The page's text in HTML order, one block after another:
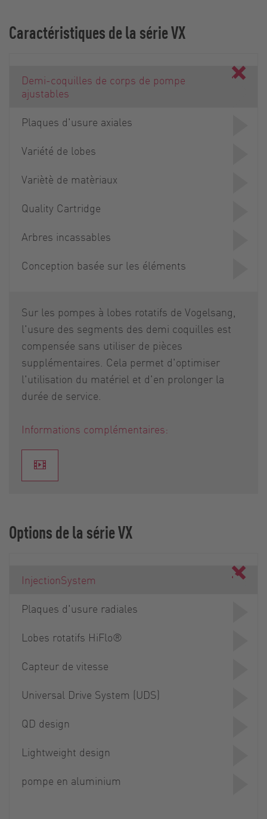
Caractéristiques de la série VX
Demi-coquilles de corps de pompe
ajustables
Plaques d'usure axiales
Variété de lobes
Variètè de matèriaux
Quality Cartridge
Arbres incassables
Conception basée sur les éléments
Sur les pompes à lobes rotatifs de Vogelsang,
l'usure des segments des demi coquilles est
compensée sans utiliser de pièces
supplémentaires. Cela permet d'optimiser
l'utilisation du matériel et d'en prolonger la
durée de service.
Informations complémentaires:
Options de la série VX
InjectionSystem
Plaques d'usure radiales
Lobes rotatifs HiFlo®
Capteur de vitesse
Universal Drive System (UDS)
QD design
Lightweight design
pompe en aluminium